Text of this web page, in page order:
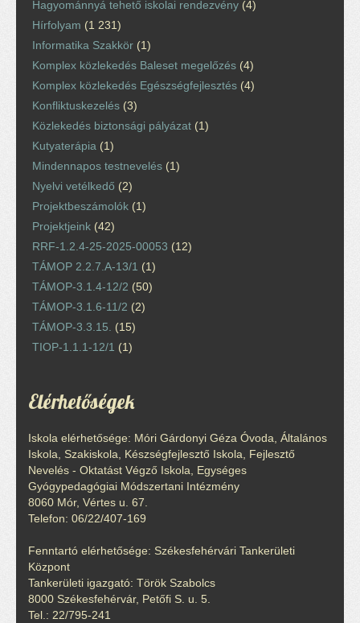
Hagyománnyá tehető iskolai rendezvény (4)
Hírfolyam (1 231)
Informatika Szakkör (1)
Komplex közlekedés Baleset megelőzés (4)
Komplex közlekedés Egészségfejlesztés (4)
Konfliktuskezelés (3)
Közlekedés biztonsági pályázat (1)
Kutyaterápia (1)
Mindennapos testnevelés (1)
Nyelvi vetélkedő (2)
Projektbeszámolók (1)
Projektjeink (42)
RRF-1.2.4-25-2025-00053 (12)
TÁMOP 2.2.7.A-13/1 (1)
TÁMOP-3.1.4-12/2 (50)
TÁMOP-3.1.6-11/2 (2)
TÁMOP-3.3.15.
(15)
TIOP-1.1.1-12/1 (1)
Elérhetőségek
Iskola elérhetősége: Móri Gárdonyi Géza Óvoda, Általános
Iskola, Szakiskola, Készségfejlesztő Iskola, Fejlesztő
Nevelés - Oktatást Végző Iskola, Egységes
Gyógypedagógiai Módszertani Intézmény
8060 Mór, Vértes u. 67.
Telefon: 06/22/407-169
Fenntartó elérhetősége: Székesfehérvári Tankerületi
Központ
Tankerületi igazgató: Török Szabolcs
8000 Székesfehérvár, Petőfi S. u. 5.
Tel.: 22/795-241